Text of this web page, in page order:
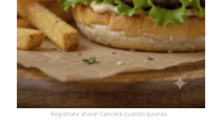
Registrate ahora! Cancela cuando quieras...